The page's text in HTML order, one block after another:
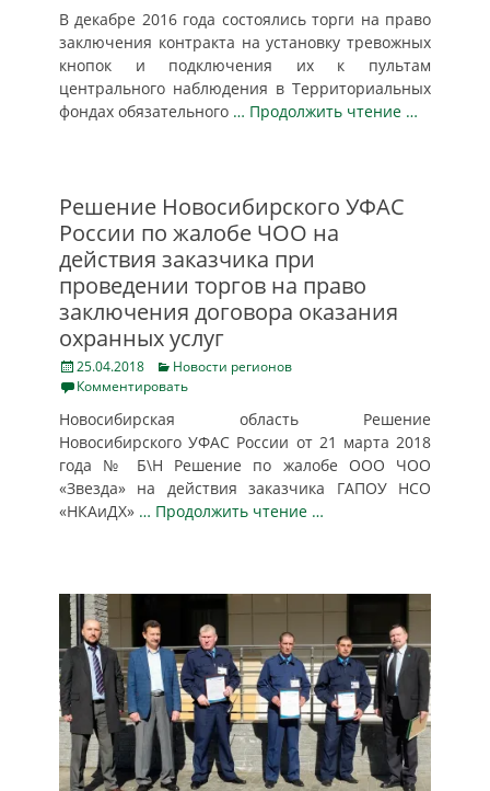
В декабре 2016 года состоялись торги на право
заключения контракта на установку тревожных
кнопок и подключения их к пультам
центрального наблюдения в Территориальных
фондах обязательного … Продолжить чтение …
Решение Новосибирского УФАС
России по жалобе ЧОО на
действия заказчика при
проведении торгов на право
заключения договора оказания
охранных услуг
Posted
on
25.04.2018 Categories
Новости регионов
Комментировать
Новосибирская область Решение
Новосибирского УФАС России от 21 марта 2018
года № Б\Н Решение по жалобе ООО ЧОО
«Звезда» на действия заказчика ГАПОУ НСО
«НКАиДХ» … Продолжить чтение …